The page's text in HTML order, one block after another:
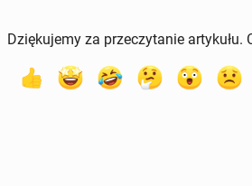
Dziękujemy za przeczytanie artykułu.